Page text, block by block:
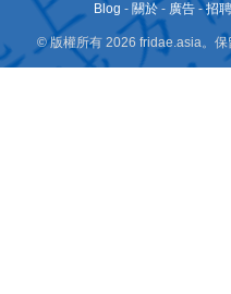
Blog - 關於 - 廣告 -招
© 版權所有 2026 fridae.asia。